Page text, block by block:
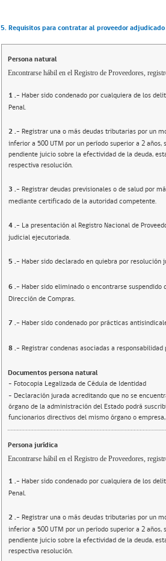
5. Requisitos para contratar al proveedor adjudicado
Persona natural
Encontrarse hábil en el Registro de Proveedores,
1.- Haber sido condenado por cualquiera de los
Penal.
2.- Registrar una o más deudas tributarias por un
inferior a 500 UTM por un período superior a 2
pendiente juicio sobre la efectividad de la deuda,
respectiva resolución.
3 .- Registrar deudas previsionales o de salud por
mediante certificado de la autoridad competente.
4.- La presentación al Registro Nacional de
judicial ejecutoriada.
5 .- Haber sido declarado en quiebra por resolución
6.- Haber sido eliminado o encontrarse suspendido
Dirección de Compras.
7.- Haber sido condenado por prácticas
8.- Registrar condenas asociadas a
Documentos persona natural
- Fotocopia Legalizada de Cédula de Identidad
- Declaración jurada acreditando que no se
órgano de la administración del Estado podrá
funcionarios directivos del mismo órgano o
Persona jurídica
Encontrarse hábil en el Registro de Proveedores,
1.- Haber sido condenado por cualquiera de los
Penal.
2.- Registrar una o más deudas tributarias por un
inferior a 500 UTM por un período superior a 2
pendiente juicio sobre la efectividad de la deuda,
respectiva resolución.